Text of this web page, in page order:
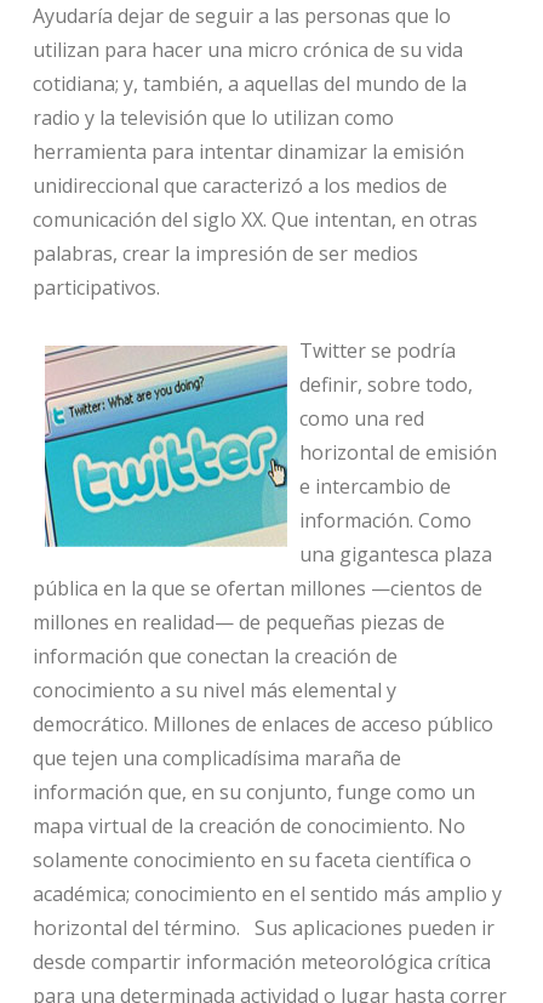
Ayudaría dejar de seguir a las personas que lo
utilizan para hacer una micro crónica de su vida
cotidiana; y, también, a aquellas del mundo de la
radio y la televisión que lo utilizan como
herramienta para intentar dinamizar la emisión
unidireccional que caracterizó a los medios de
comunicación del siglo XX. Que intentan, en otras
palabras, crear la impresión de ser medios
participativos.
Twitter se podría
definir, sobre todo,
como una red
horizontal de emisión
e intercambio de
información. Como
una gigantesca plaza
pública en la que se ofertan millones —cientos de
millones en realidad— de pequeñas piezas de
información que conectan la creación de
conocimiento a su nivel más elemental y
democrático. Millones de enlaces de acceso público
que tejen una complicadísima maraña de
información que, en su conjunto, funge como un
mapa virtual de la creación de conocimiento. No
solamente conocimiento en su faceta científica o
académica; conocimiento en el sentido más amplio y
horizontal del término. Sus aplicaciones pueden ir
desde compartir información meteorológica crítica
para una determinada actividad o lugar hasta correr